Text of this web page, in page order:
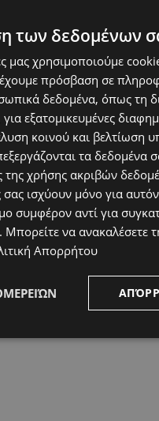
οκτώ βαγόνια πέρασαν
τόσο ο πατέρας όσο
shows a father shielding
after eight carriages passed
των δεδομένων
μας χρησιμοποιούμε
πρόσβαση σε
δεδομένα, όπως τη
εξατομικευμένες
κοινού και βελτίωση
τα δεδομένα
χρήσης ακριβών
ισχύουν μόνο για
συμφέρον αντί για
. Μπορείτε να ανακαλέσετε
Απορρήτου